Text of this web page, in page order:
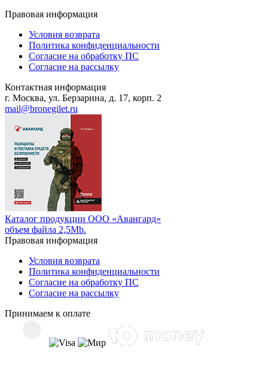
Правовая информация
Условия возврата
Политика конфиденциальности
Согласие на обработку ПС
Согласие на рассылку
Контактная информация
г. Москва, ул. Берзарина, д. 17, корп. 2
mail@bronegilet.ru
Каталог продукции ООО «Авангард»
объем файла 2,5Mb.
Правовая информация
Условия возврата
Политика конфиденциальности
Согласие на обработку ПС
Согласие на рассылку
Принимаем к оплате